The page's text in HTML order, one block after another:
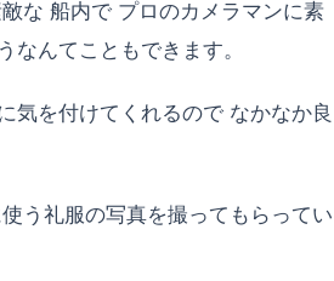
な 船内で プロのカメラマンに素
なんてこともできます。
気を付けてくれるので なかなか良
う礼服の写真を撮ってもらってい